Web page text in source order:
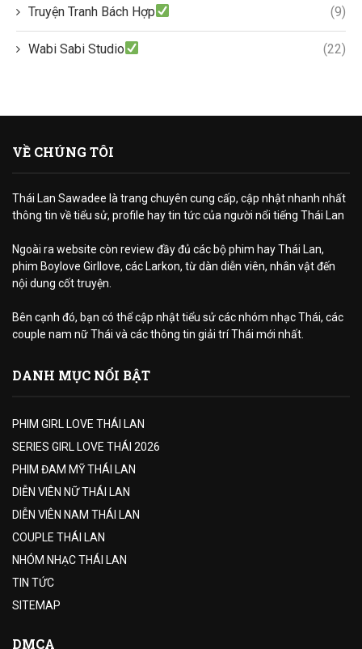
Truyện Tranh Bách Hợp (9)
Wabi Sabi Studio (22)
VỀ CHÚNG TÔI
Thái Lan Sawadee là trang chuyên cung cấp, cập nhật nhanh nhất
thông tin về tiểu sử, profile hay tin tức của người nổi tiếng Thái Lan
Ngoài ra website còn review đầy đủ các bộ phim hay Thái Lan,
phim Boylove Girllove, các Larkon, từ dàn diễn viên, nhân vật đến
nội dung cốt truyện.
Bên cạnh đó, bạn có thể cập nhật tiểu sử các nhóm nhạc Thái, các
couple nam nữ Thái và các thông tin giải trí Thái mới nhất.
DANH MỤC NỔI BẬT
PHIM GIRL LOVE THÁI LAN
SERIES GIRL LOVE THÁI 2026
PHIM ĐAM MỸ THÁI LAN
DIỄN VIÊN NỮ THÁI LAN
DIỄN VIÊN NAM THÁI LAN
COUPLE THÁI LAN
NHÓM NHẠC THÁI LAN
TIN TỨC
SITEMAP
DMCA